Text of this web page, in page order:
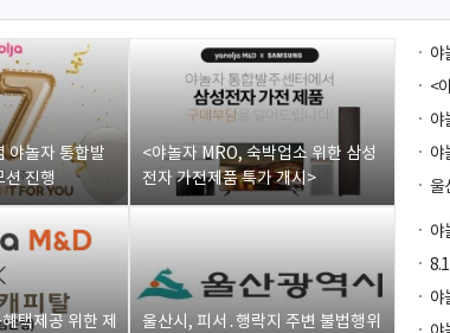
야놀자 통합발
션 진행
<야놀자 MRO, 숙박업소 위한 삼성
전자 가전제품 특가 개시>
택제공 위한 제
울산시, 피서․행락지 주변 불법행위
울